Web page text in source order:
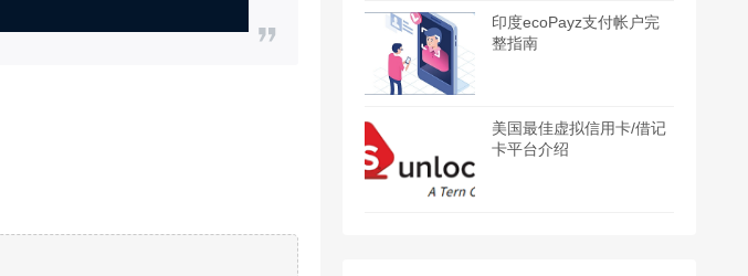
印度ecoPayz支付帐户完
整指南
美国最佳虚拟信用卡/借记
卡平台介绍